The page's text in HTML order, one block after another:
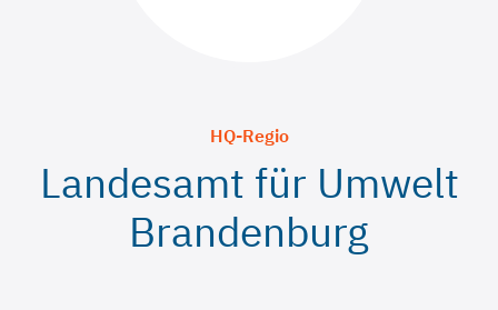
HQ-Regio
Landesamt für Umwelt
Brandenburg